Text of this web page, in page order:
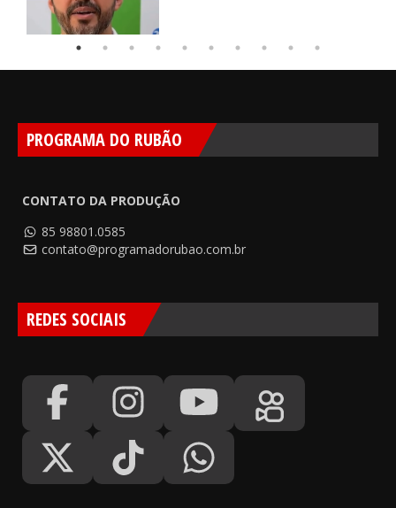
PROGRAMA DO RUBÃO
CONTATO DA PRODUÇÃO
85 98801.0585
contato@programadorubao.com.br
REDES SOCIAIS